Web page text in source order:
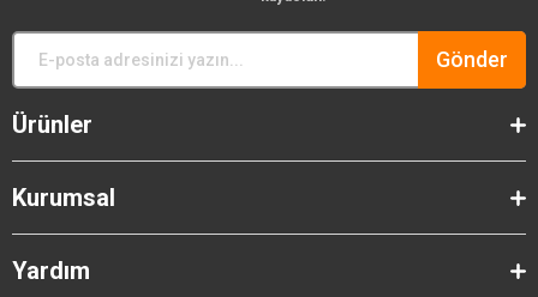
Gönder
Ürünler
Kurumsal
Yardım